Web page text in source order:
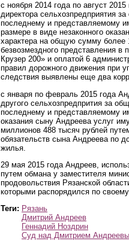
с ноября 2014 года по август
директора сельхозпредприятия
последнему и представляемому
размере в виде незаконного
характера на общую сумму более
безвозмездного представления в
Крузер 200» и оплатой 6
правил дорожного движения при
следствия выявлены еще два
с января по февраль 2015 года
другого сельхозпредпрития за
последнему и представляемому
оказания сыну Андреева услуг
миллионов 488 тысяч рублей
обязательств сына Андреева по
жилья.
29 мая 2015 года Андреев,
путем обмана у заместителя
продовольствия Рязанской
которыми распорядился по
Теги: Рязань
Дмитрий Андреев
Геннадий Ноздрин
Суд над Дмитрием